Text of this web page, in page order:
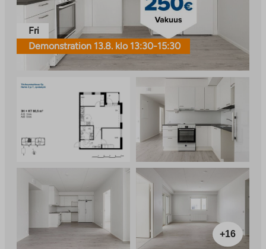
Fri
Demonstration 13.8. klo 13:30-15:30
+16